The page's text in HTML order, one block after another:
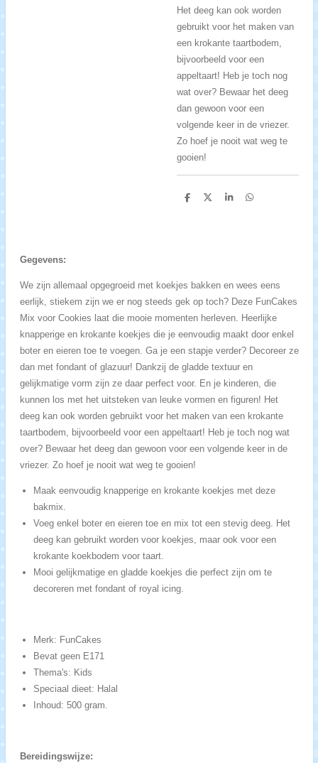
Het deeg kan ook worden
gebruikt voor het maken van
een krokante taartbodem,
bijvoorbeeld voor een
appeltaart! Heb je toch nog
wat over? Bewaar het deeg
dan gewoon voor een
volgende keer in de vriezer.
Zo hoef je nooit wat weg te
gooien!
D
D
S
D
Gegevens:
We zijn allemaal opgegroeid met koekjes bakken en wees eens
eerlijk, stiekem zijn we er nog steeds gek op toch? Deze FunCakes
Mix voor Cookies laat die mooie momenten herleven. Heerlijke
knapperige en krokante koekjes die je eenvoudig maakt door enkel
boter en eieren toe te voegen. Ga je een stapje verder? Decoreer ze
dan met fondant of glazuur! Dankzij de gladde textuur en
gelijkmatige vorm zijn ze daar perfect voor. En je kinderen, die
kunnen los met het uitsteken van leuke vormen en figuren! Het
deeg kan ook worden gebruikt voor het maken van een krokante
taartbodem, bijvoorbeeld voor een appeltaart! Heb je toch nog wat
over? Bewaar het deeg dan gewoon voor een volgende keer in de
vriezer. Zo hoef je nooit wat weg te gooien!
Maak eenvoudig knapperige en krokante koekjes met deze
bakmix.
Voeg enkel boter en eieren toe en mix tot een stevig deeg. Het
deeg kan gebruikt worden voor koekjes, maar ook voor een
krokante koekbodem voor taart.
Mooi gelijkmatige en gladde koekjes die perfect zijn om te
decoreren met fondant of royal icing.
Merk: FunCakes
Bevat geen E171
Thema's: Kids
Speciaal dieet: Halal
Inhoud: 500 gram.
Bereidingswijze: